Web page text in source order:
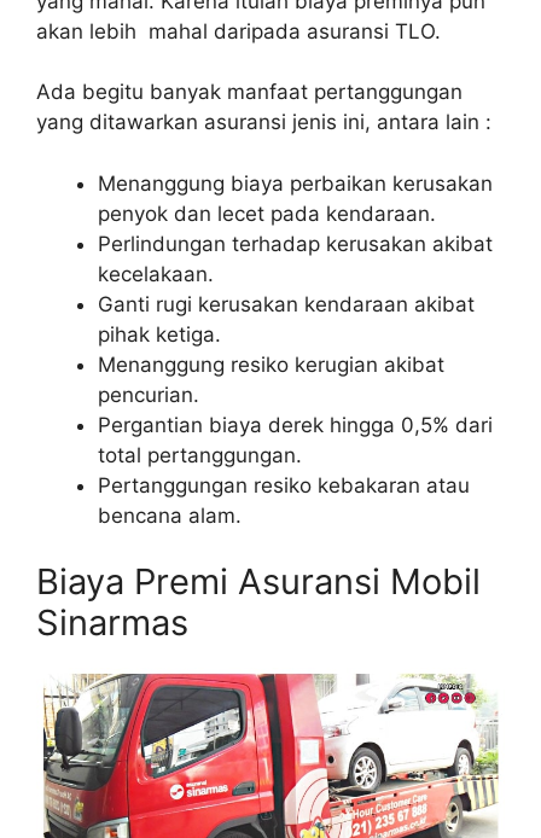
akan lebih mahal daripada asuransi TLO.
Ada begitu banyak manfaat pertanggungan
yang ditawarkan asuransi jenis ini, antara lain :
Menanggung biaya perbaikan kerusakan
penyok dan lecet pada kendaraan.
Perlindungan terhadap kerusakan akibat
kecelakaan.
Ganti rugi kerusakan kendaraan akibat
pihak ketiga.
Menanggung resiko kerugian akibat
pencurian.
Pergantian biaya derek hingga 0,5% dari
total pertanggungan.
Pertanggungan resiko kebakaran atau
bencana alam.
Biaya Premi Asuransi Mobil
Sinarmas